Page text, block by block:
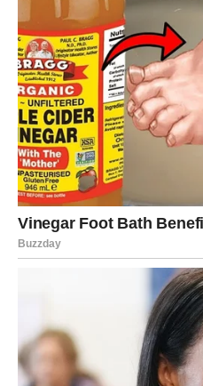
zauvijek.
Sudbina vam mijenja
Pred vama su trenuci puni
RIBE
Ribe ulaze u veoma
prošlost ponovo postaje
Jedna osoba pokazuje da
još uvijek nosi snažne
Ljubav koja je ostala